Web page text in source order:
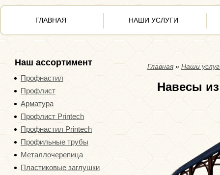
ГЛАВНАЯ НАШИ УСЛУГИ
Наш ассортимент
Профнастил
Профлист
Арматура
Профлист Printech
Профнастил Printech
Профильные трубы
Металлочерепица
Пластиковые заглушки
Главная » Наши
Навесы